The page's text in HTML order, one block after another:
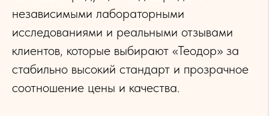
независимыми лабораторными
исследованиями и реальными отзывами
клиентов, которые выбирают «Теодор» за
стабильно высокий стандарт и прозрачное
соотношение цены и качества.